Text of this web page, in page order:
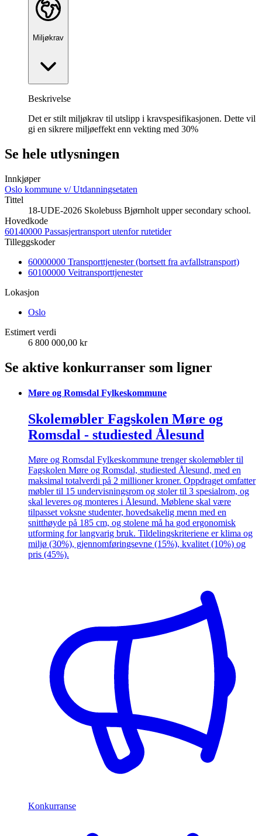
Miljøkrav
Beskrivelse
Det er stilt miljøkrav til utslipp i kravspesifikasjonen. Dette vil
gi en sikrere miljøeffekt enn vekting med 30%
Se hele utlysningen
Innkjøper
Oslo kommune v/ Utdanningsetaten
Tittel
18-UDE-2026 Skolebuss Bjørnholt upper secondary school.
Hovedkode
60140000 Passasjertransport utenfor rutetider
Tilleggskoder
60000000 Transporttjenester (bortsett fra avfallstransport)
60100000 Veitransporttjenester
Lokasjon
Oslo
Estimert verdi
6 800 000,00 kr
Se aktive konkurranser som ligner
Møre og Romsdal Fylkeskommune
Skolemøbler Fagskolen Møre og
Romsdal - studiested Ålesund
Møre og Romsdal Fylkeskommune trenger skolemøbler til
Fagskolen Møre og Romsdal, studiested Ålesund, med en
maksimal totalverdi på 2 millioner kroner. Oppdraget omfatter
møbler til 15 undervisningsrom og stoler til 3 spesialrom, og
skal leveres og monteres i Ålesund. Møblene skal være
tilpasset voksne studenter, hovedsakelig menn med en
snitthøyde på 185 cm, og stolene må ha god ergonomisk
utforming for langvarig bruk. Tildelingskriteriene er klima og
miljø (30%), gjennomføringsevne (15%), kvalitet (10%) og
pris (45%).
Konkurranse